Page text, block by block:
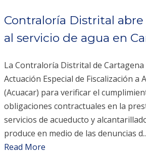
Contraloría Distrital
al servicio de agua en
La Contraloría Distrital de
Actuación Especial de Fiscalización a
(Acuacar) para verificar el
obligaciones contractuales en la
servicios de acueducto y
produce en medio de las denuncias
Read More